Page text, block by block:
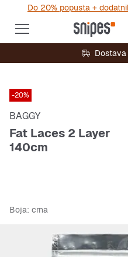
Do 20% popusta +
-20%
BAGGY
Fat Laces 2 Layer
140cm
Boja: crna